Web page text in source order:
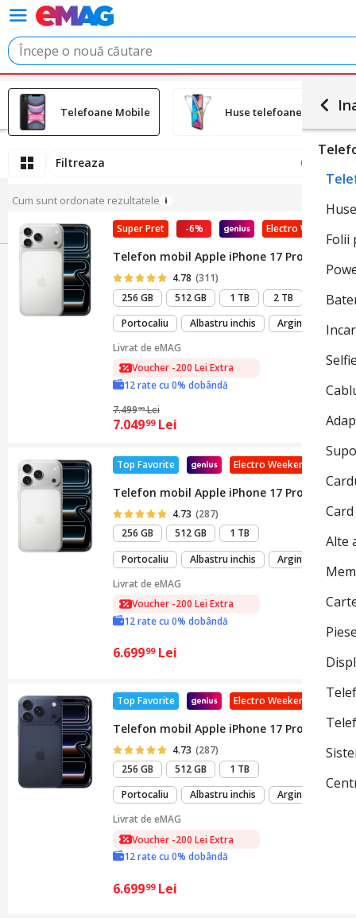
Folii
Alte
Telefoane Mobile Huse telefoane
Filtreaza
Cum sunt ordonate rezultatele
Electro Weekend
-6%
Super Pret
Telefon mobil Apple iPhone 17 Pro Max,
4.78 (311)
256 GB
512 GB 1 TB
2 TB
Portocaliu
Albastru inchis
Argintiu
Livrat deeMAG
Voucher -200 Lei Extra
12 rate cu 0% dobândă
7.49999 Lei
7.04999 Lei
Electro Weekend
Top Favorite
Telefon mobil Apple iPhone 17 Pro, 256GB,
4.73 (287)
256 GB
512 GB
1 TB
Portocaliu
Albastru inchis
Argintiu
Livrat deeMAG
Voucher -200 Lei Extra
12 rate cu 0% dobândă
6.69999 Lei
Electro Weekend
Top Favorite
Telefon mobil Apple iPhone 17 Pro, 256GB,
4.73 (287)
256 GB
512 GB
1 TB
Portocaliu
Albastru inchis
Argintiu
Livrat deeMAG
Voucher -200 Lei Extra
12 rate cu 0% dobândă
6.69999 Lei